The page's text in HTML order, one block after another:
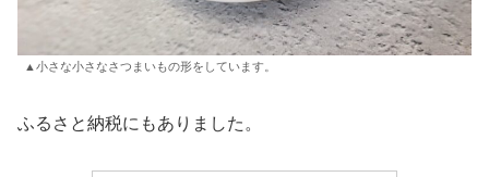
▲小さな小さなさつまいもの形をしています。
ふるさと納税にもありました。